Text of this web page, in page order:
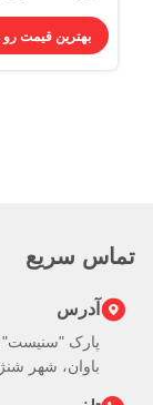
بهترین قیمت رو
تماس سریع
آدرس
باوان، شهر